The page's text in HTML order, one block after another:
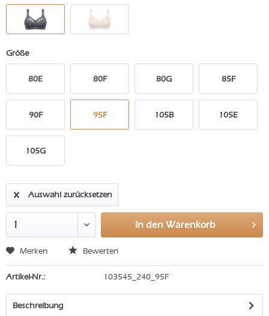
Größe
80E 80F 80G 85F
90F 95F 105B 105E
105G
Auswahl zurücksetzen
In den Warenkorb
Merken Bewerten
Artikel-Nr.: 103545_240_95F
Beschreibung